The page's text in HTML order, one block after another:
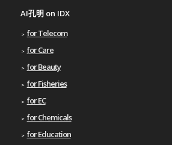
AI孔明 on IDX
for Telecom
for Care
for Beauty
for Fisheries
for EC
for Chemicals
for Education